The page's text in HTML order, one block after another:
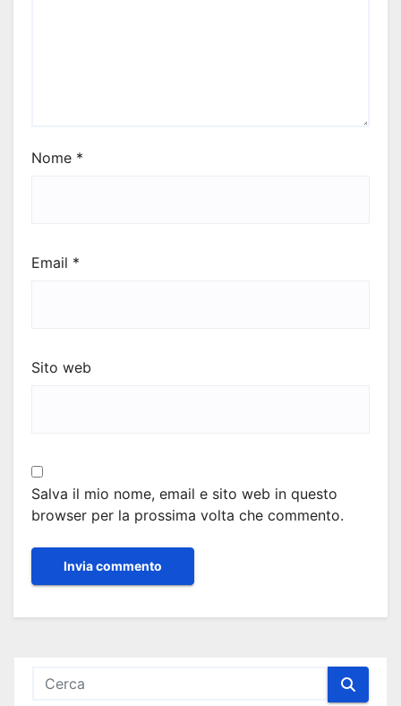
Nome *
Email *
Sito web
Salva il mio nome, email e sito web in questo
browser per la prossima volta che commento.